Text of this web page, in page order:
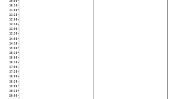
10:30
11:00
11:30
12:00
12:30
13:00
13:30
14:00
14:30
15:00
15:30
16:00
16:30
17:00
17:30
18:00
18:30
19:00
19:30
20:00